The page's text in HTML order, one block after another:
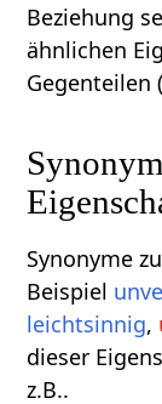
Beziehung
ähnlichen
Gegenteilen
Synonyme
Beispiel
leichtsinnig,
dieser
z.B..